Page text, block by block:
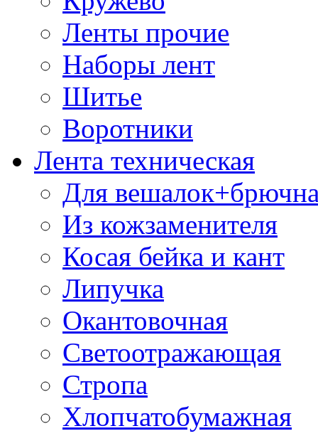
Ленты прочие
Наборы лент
Шитье
Воротники
Лента техническая
Для
Из кожзаменителя
Косая бейка и кант
Липучка
Окантовочная
Светоотражающая
Стропа
Хлопчатобумажная